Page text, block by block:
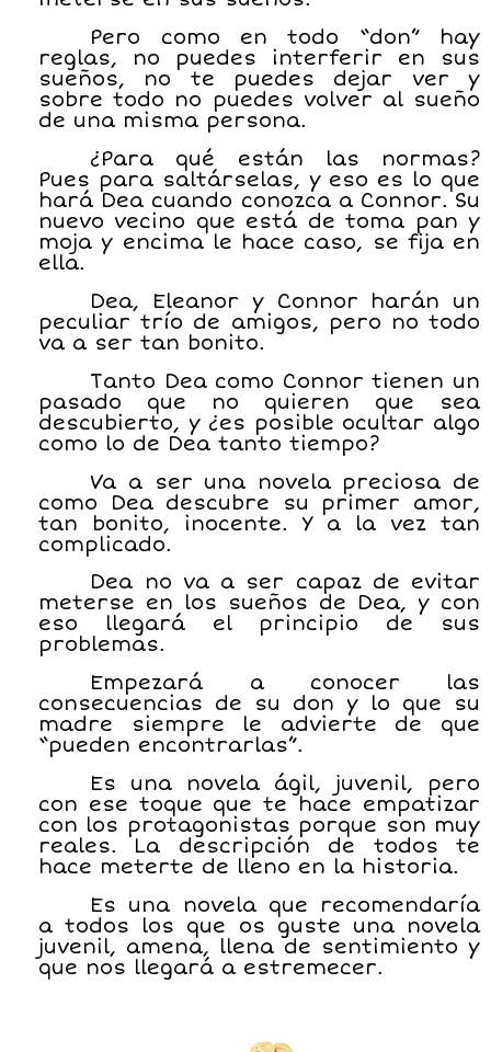
Pero como en todo “don” hay
reglas, no puedes interferir en sus
sueños, no te puedes dejar ver y
sobre todo no puedes volver al sueño
de una misma persona.
¿Para qué están las normas?
Pues para saltárselas, y eso es lo que
hará Dea cuando conozca a Connor. Su
nuevo vecino que está de toma pan y
moja y encima le hace caso, se fija en
ella.
Dea, Eleanor y Connor harán un
peculiar trío de amigos, pero no todo
va a ser tan bonito.
Tanto Dea como Connor tienen un
pasado que no quieren que sea
descubierto, y ¿es posible ocultar algo
como lo de Dea tanto tiempo?
Va a ser una novela preciosa de
como Dea descubre su primer amor,
tan bonito, inocente. Y a la vez tan
complicado.
Dea no va a ser capaz de evitar
meterse en los sueños de Dea, y con
eso llegará el principio de sus
problemas.
Empezará a conocer las
consecuencias de su don y lo que su
madre siempre le advierte de que
“pueden encontrarlas”.
Es una novela ágil, juvenil, pero
con ese toque que te hace empatizar
con los protagonistas porque son muy
reales. La descripción de todos te
hace meterte de lleno en la historia.
Es una novela que recomendaría
a todos los que os guste una novela
juvenil, amena, llena de sentimiento y
que nos llegará a estremecer.